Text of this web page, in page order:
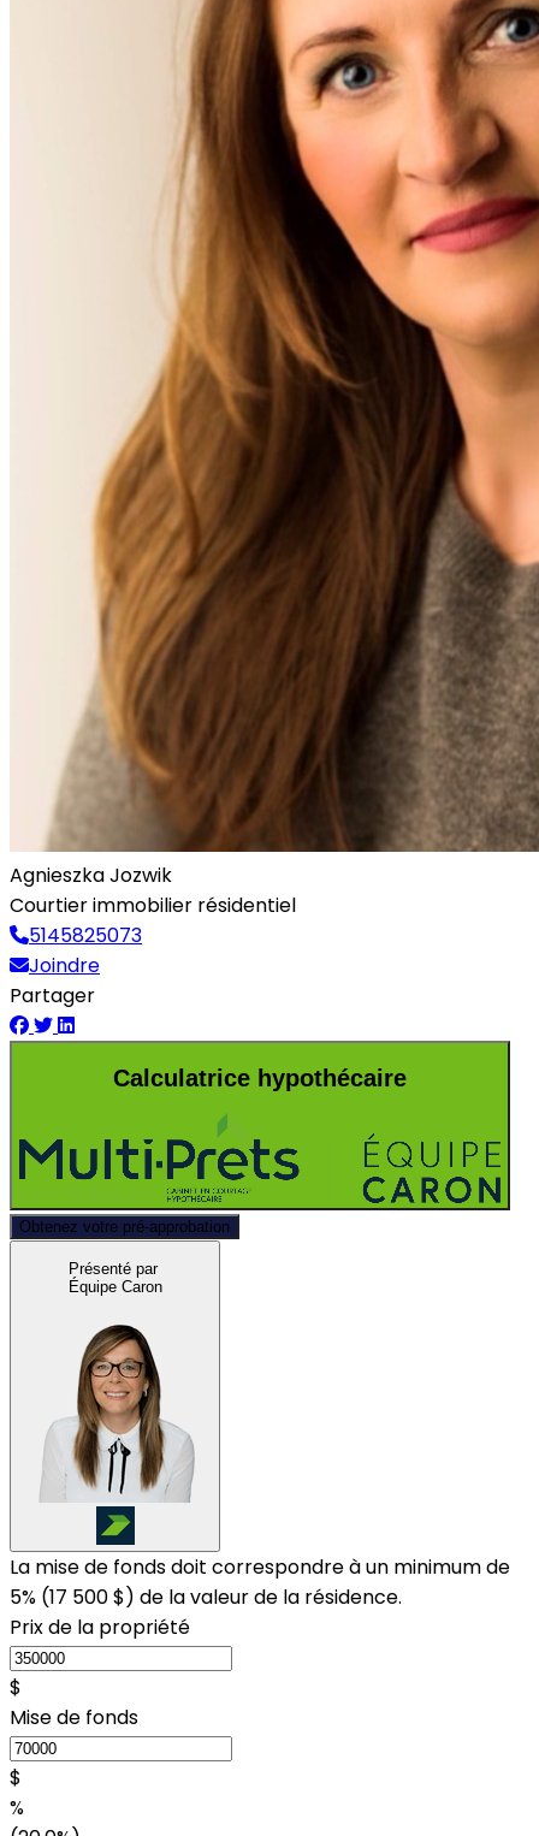
Agnieszka Jozwik
Courtier immobilier résidentiel
5145825073
Joindre
Partager
Calculatrice hypothécaire
Obtenez votre pré-approbation
Présenté par
Équipe Caron
La mise de fonds doit correspondre à un minimum de
5% (17 500 $) de la valeur de la résidence.
Prix de la propriété
$
Mise de fonds
$
%